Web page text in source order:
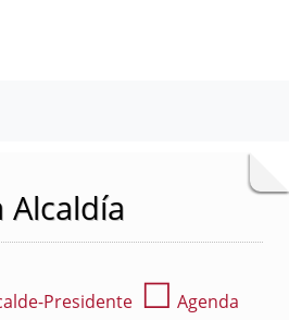
Alcaldía
Presidente ☐ Agenda